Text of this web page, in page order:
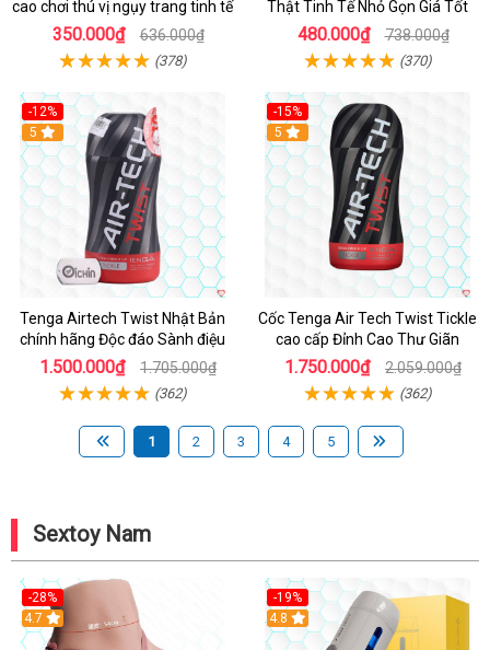
cao chơi thú vị ngụy trang tinh tế
350.000₫ 636.000₫
(378)
Thật Tinh Tế Nhỏ Gọn Giá Tốt
480.000₫ 738.000₫
(370)
-12%
Hot
5
Tenga Airtech Twist Nhật Bản
chính hãng Độc đáo Sành điệu
1.500.000₫ 1.705.000₫
(362)
-15%
Hot
5
Cốc Tenga Air Tech Twist Tickle
cao cấp Đỉnh Cao Thư Giãn
1.750.000₫ 2.059.000₫
(362)
1 2 3 4 5
Sextoy Nam
-28%
4.7
-19%
Hot
4.8